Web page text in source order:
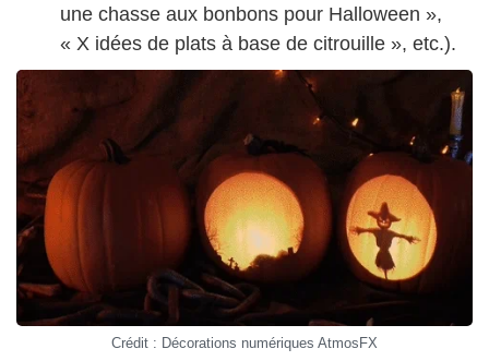
une chasse aux bonbons pour Halloween »,
« X idées de plats à base de citrouille », etc.).
Crédit : Décorations numériques AtmosFX